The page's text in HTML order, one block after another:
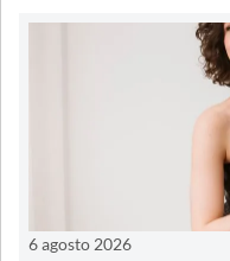
6 agosto 2026